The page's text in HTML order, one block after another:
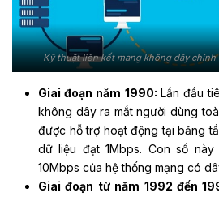
Kỹ thuật liên kết mạng không dây chính
Giai đoạn năm 1990: Lần đầu
không dây ra mắt người dùng
được hỗ trợ hoạt động tại băng
dữ liệu đạt 1Mbps. Con số
10Mbps của hệ thống mạng có
Giai đoạn từ năm 1992 đến